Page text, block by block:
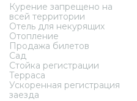
Курение запрещено на
всей территории
Отель для некурящих
Отопление
Продажа билетов
Сад
Стойка регистрации
Терраса
Ускоренная регистрация
заезда